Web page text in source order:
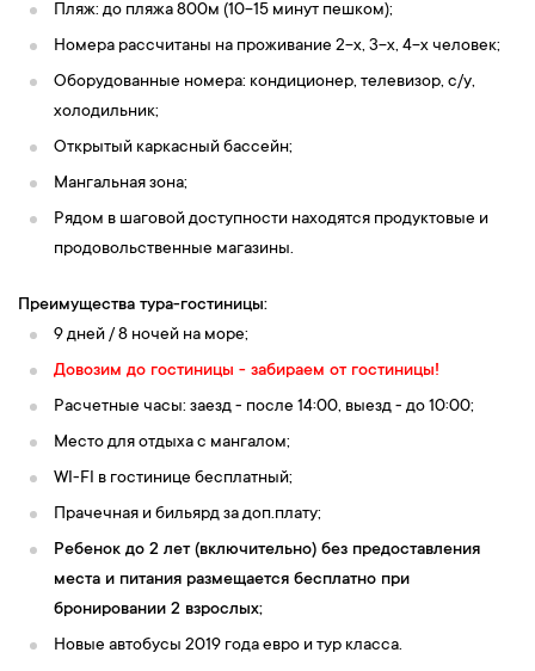
Пляж: до пляжа 800м (10-15 минут пешком);
Номера рассчитаны на проживание 2-х, 3-х, 4-х человек;
Оборудованные номера: кондиционер, телевизор, c/у,
холодильник;
Открытый каркасный бассейн;
Мангальная зона;
Рядом в шаговой доступности находятся продуктовые и
продовольственные магазины.
Преимущества тура-гостиницы:
9 дней / 8 ночей на море;
Довозим до гостиницы - забираем от гостиницы!
Расчетные часы: заезд - после 14:00, выезд - до 10:00;
Место для отдыха с мангалом;
WI-FI в гостинице бесплатный;
Прачечная и бильярд за доп.плату;
Ребенок до 2 лет (включительно) без предоставления
места и питания размещается бесплатно при
бронировании 2 взрослых;
Новые автобусы 2019 года евро и тур класса.